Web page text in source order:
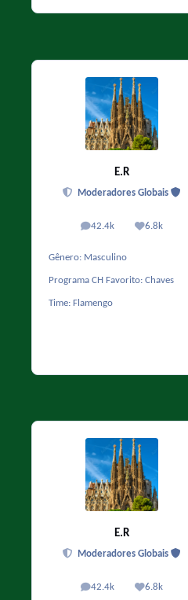
E.R
Moderadores Globais
42.4k
posts 6.8k
Reputação
Gênero: Masculino
Programa CH Favorito: Chaves
Time: Flamengo
E.R
Moderadores Globais
42.4k
posts 6.8k
Reputação